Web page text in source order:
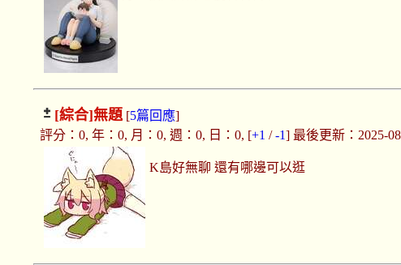
[綜合]無題 [5篇回應]
評分：0, 年：0, 月：0, 週：0, 日：0, [+1 /-1] 最後更新：2025-
K島好無聊 還有哪邊可以逛